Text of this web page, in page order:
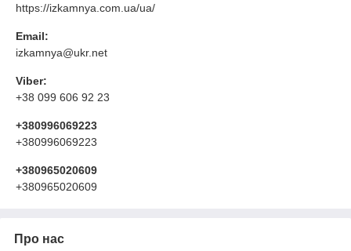
https://izkamnya.com.ua/ua/
Email:
izkamnya@ukr.net
Viber:
+38 099 606 92 23
+380996069223
+380996069223
+380965020609
+380965020609
Про нас